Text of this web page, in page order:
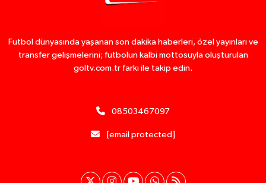
Futbol dünyasında yaşanan son dakika haberleri, özel yayınları ve
transfer gelişmelerini; futbolun kalbi mottosuyla oluşturulan
goltv.com.tr farkı ile takip edin.
08503467097
[email protected]